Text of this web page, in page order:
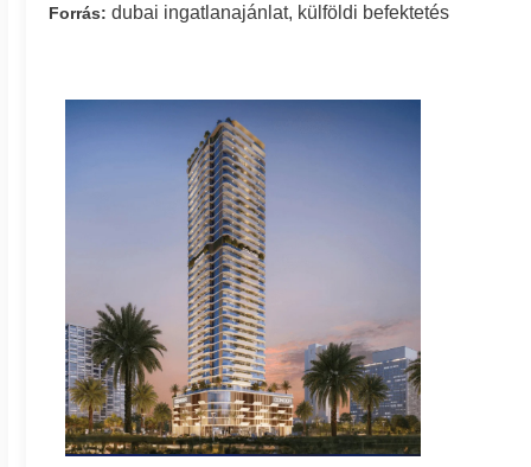
Forrás:dubai ingatlanajánlat, külföldi befektetés